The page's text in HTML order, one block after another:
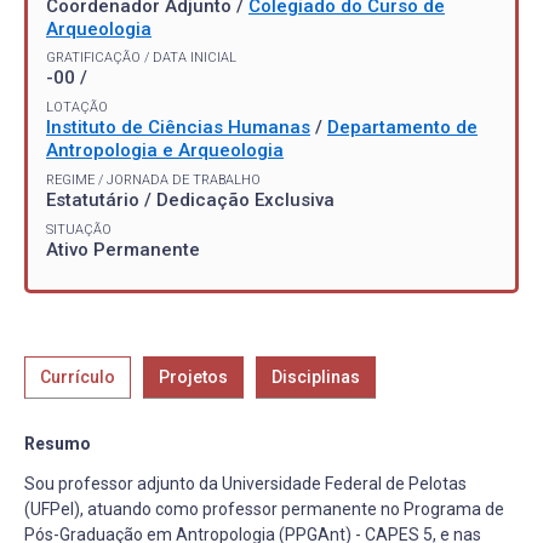
Coordenador Adjunto / Colegiado do Curso de
Arqueologia
GRATIFICAÇÃO / DATA INICIAL
-00 /
LOTAÇÃO
Instituto de Ciências Humanas / Departamento de
Antropologia e Arqueologia
REGIME / JORNADA DE TRABALHO
Estatutário / Dedicação Exclusiva
SITUAÇÃO
Ativo Permanente
Currículo Projetos Disciplinas
Resumo
Sou professor adjunto da Universidade Federal de Pelotas
(UFPel), atuando como professor permanente no Programa de
Pós-Graduação em Antropologia (PPGAnt) - CAPES 5, e nas